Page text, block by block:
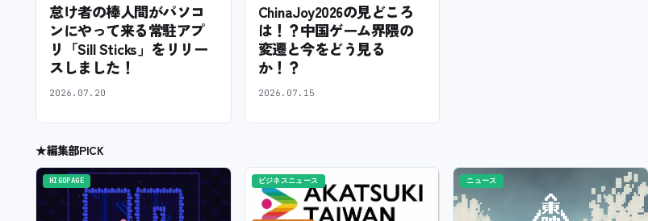
怠け者の棒人間がパソコ
ンにやって来る常駐アプ
リ「Sill Sticks」をリリー
スしました！
2026.07.20
ChinaJoy2026の見どころ
は！？中国ゲーム界隈の
変遷と今をどう見る
か！？
2026.07.15
★編集部PICK
HIGOPAGE ビジネスニュース ニュース